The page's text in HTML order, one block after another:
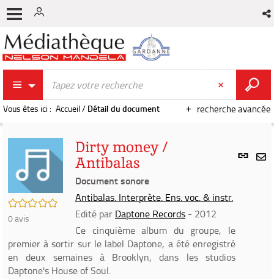
recherche avancée
Vous êtes ici : Accueil/ Détail du document
Lien
/5
0avis
Dirty money /
Antibalas
Document sonore
Antibalas. Interprète. Ens. voc. & instr.
Edité par Daptone Records - 2012
Ce cinquième album du groupe, le
premier à sortir sur le label Daptone, a été enregistré
en deux semaines à Brooklyn, dans les studios
Daptone's House of Soul.